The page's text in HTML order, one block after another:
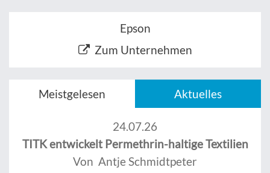
Epson
Zum Unternehmen
Meistgelesen Aktuelles
24.07.26
TITK entwickelt Permethrin-haltige Textilien
Von Antje Schmidtpeter